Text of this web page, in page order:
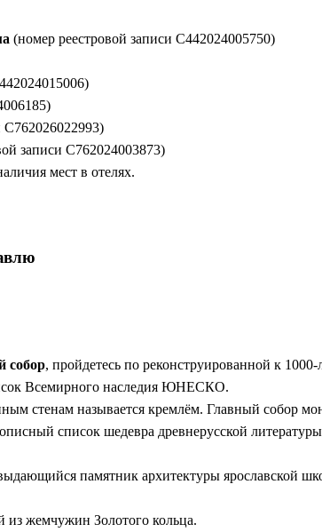
(номер реестровой записи С442024005750)
С762026022993)
записи С762024003873)
мест в отелях.
собор, пройдетесь по реконструированной к
Всемирного наследия ЮНЕСКО.
стенам называется кремлём. Главный собор
список шедевра древнерусской
памятник архитектуры ярославской
из жемчужин Золотого кольца.